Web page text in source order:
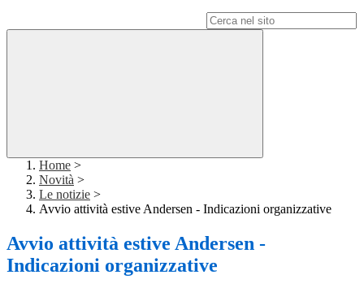
Home >
Novità >
Le notizie >
Avvio attività estive Andersen - Indicazioni organizzative
Avvio attività estive Andersen -
Indicazioni organizzative